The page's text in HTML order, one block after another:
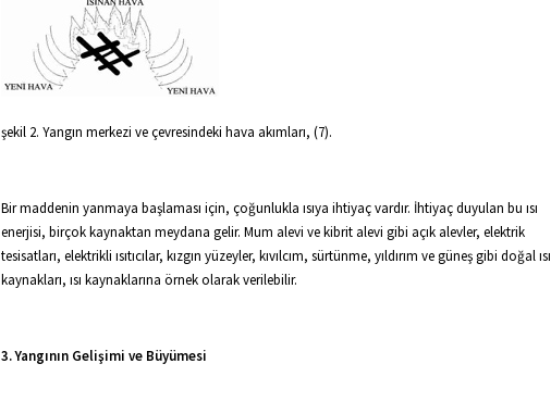
şekil 2. Yangın merkezi ve çevresindeki hava akımları, (7).
Bir maddenin yanmaya başlaması için, çoğunlukla ısıya ihtiyaç vardır. İhtiyaç duyulan bu ısı
enerjisi, birçok kaynaktan meydana gelir. Mum alevi ve kibrit alevi gibi açık alevler, elektrik
tesisatları, elektrikli ısıtıcılar, kızgın yüzeyler, kıvılcım, sürtünme, yıldırım ve güneş gibi doğal ısı
kaynakları, ısı kaynaklarına örnek olarak verilebilir.
3. Yangının Gelişimi ve Büyümesi